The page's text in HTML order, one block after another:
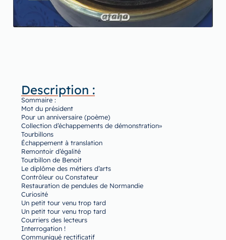
Description :
Sommaire :
Mot du président
Pour un anniversaire (poème)
Collection d’échappements de démonstration»
Tourbillons
Échappement à translation
Remontoir d’égalité
Tourbillon de Benoit
Le diplôme des métiers d’arts
Contrôleur ou Constateur
Restauration de pendules de Normandie
Curiosité
Un petit tour venu trop tard
Un petit tour venu trop tard
Courriers des lecteurs
Interrogation !
Communiqué rectificatif